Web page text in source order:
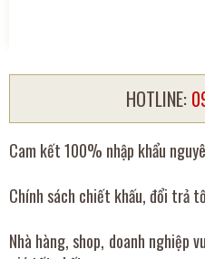
HOTLINE:
Cam kết 100% nhập khẩu
Chính sách chiết khấu, đổi trả
Nhà hàng, shop, doanh nghiệp